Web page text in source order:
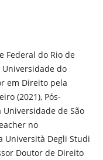
Federal do Rio de
Universidade do
em Direito pela
(2021), Pós-
de São
no
Università Degli Studi
Doutor de Direito